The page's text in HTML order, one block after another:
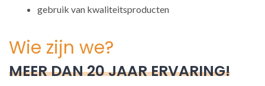
gebruik van kwaliteitsproducten
Wie zijn we?
MEER DAN 20 JAAR ERVARING!